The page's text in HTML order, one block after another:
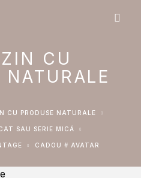
CU
CU PRODUSE NATURALE
SAU SERIE MICĂ
CADOU # AVATAR